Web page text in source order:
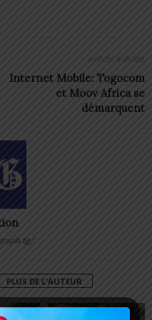
Article suivant
Internet Mobile: Togocom
et Moov Africa se
démarquent
PLUS DE L'AUTEUR